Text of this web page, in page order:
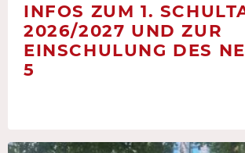
INFOS ZUM 1.
2026/2027 UND ZUR
EINSCHULUNG DES
5